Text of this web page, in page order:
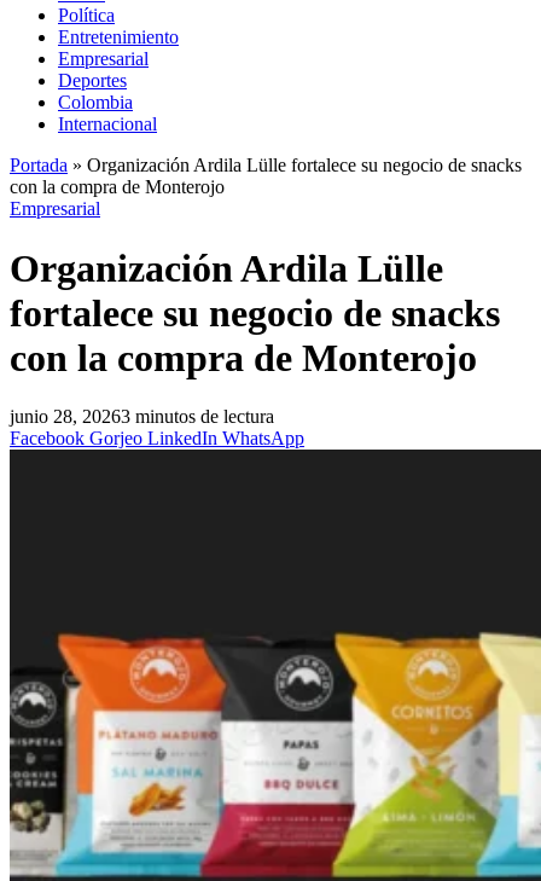
Política
Entretenimiento
Empresarial
Deportes
Colombia
Internacional
Portada » Organización Ardila Lülle fortalece su negocio de snacks
con la compra de Monterojo
Empresarial
Organización Ardila Lülle
fortalece su negocio de snacks
con la compra de Monterojo
junio 28, 20263 minutos de lectura
Facebook Gorjeo LinkedIn WhatsApp